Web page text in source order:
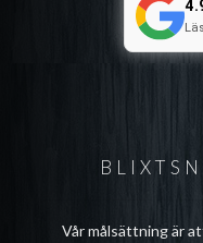
Vår målsättning är